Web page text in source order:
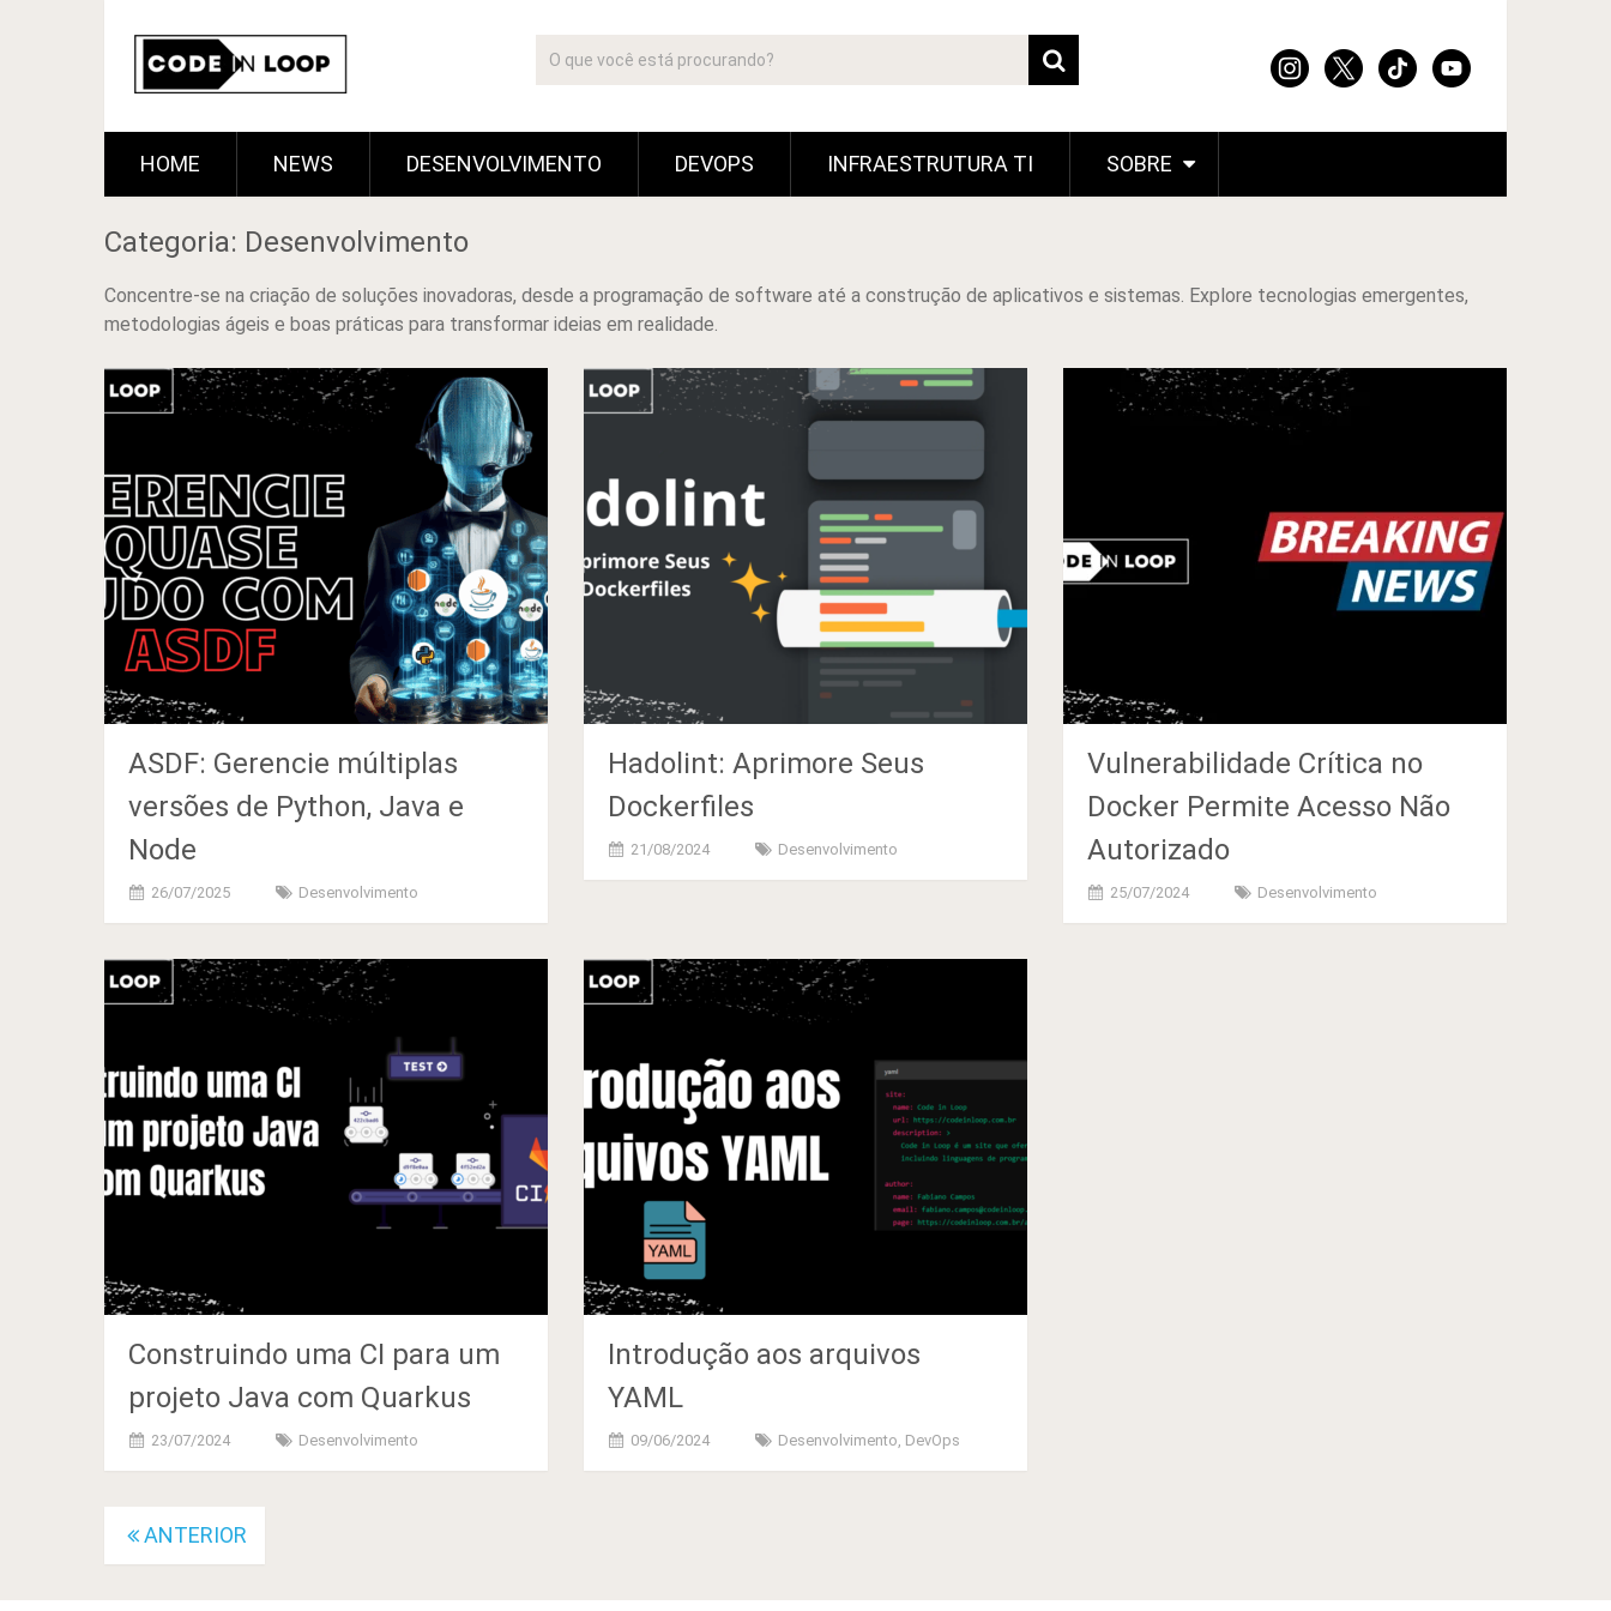
HOME NEWS DESENVOLVIMENTO DEVOPS INFRAESTRUTURA TI SOBRE
Categoria: Desenvolvimento
Concentre-se na criação de soluções inovadoras, desde a programação de software até a construção de aplicativos e sistemas. Explore tecnologias emergentes,
metodologias ágeis e boas práticas para transformar ideias em realidade.
ASDF: Gerencie múltiplas
versões de Python, Java e
Node
26/07/2025 Desenvolvimento
Hadolint: Aprimore Seus
Dockerfiles
21/08/2024 Desenvolvimento
Vulnerabilidade Crítica no
Docker Permite Acesso Não
Autorizado
25/07/2024 Desenvolvimento
Construindo uma CI para um
projeto Java com Quarkus
23/07/2024 Desenvolvimento
Introdução aos arquivos
YAML
09/06/2024 Desenvolvimento DevOps
Navegação
de
ANTERIOR